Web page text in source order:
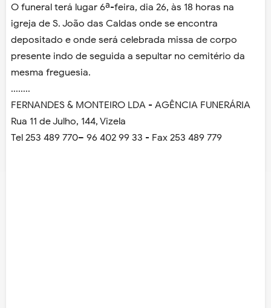
O funeral terá lugar 6ª-feira, dia 26, às 18 horas na
igreja de S. João das Caldas onde se encontra
depositado e onde será celebrada missa de corpo
presente indo de seguida a sepultar no cemitério da
mesma freguesia.
........
FERNANDES & MONTEIRO LDA - AGÊNCIA FUNERÁRIA
Rua 11 de Julho, 144, Vizela
Tel 253 489 770– 96 402 99 33 - Fax 253 489 779